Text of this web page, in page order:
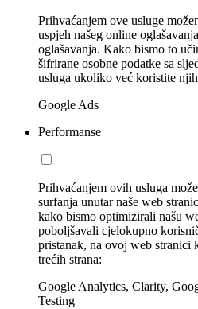
Prihvaćanjem ove usluge
uspjeh našeg online
oglašavanja. Kako bismo to
šifrirane osobne podatke sa
usluga ukoliko već koristite
Google Ads
Performanse
Prihvaćanjem ovih usluga
surfanja unutar naše web
kako bismo optimizirali našu
poboljšavali cjelokupno
pristanak, na ovoj web stranici
trećih strana:
Google Analytics, Clarity,
Testing